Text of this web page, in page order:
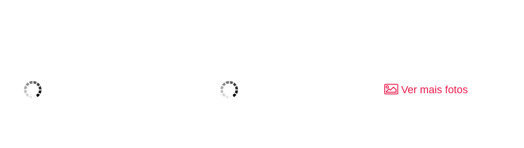
Ver mais fotos